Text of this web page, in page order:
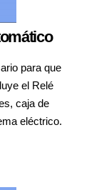
para que
el Relé
caja de
eléctrico.